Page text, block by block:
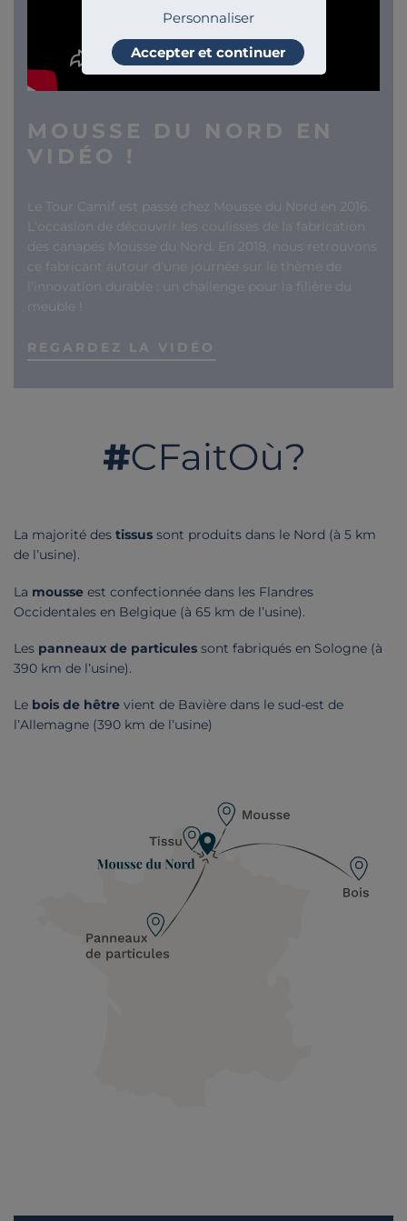
MOUSSE DU NORD EN
VIDÉO !
Le Tour Camif est passé chez Mousse du Nord en 2016.
L’occasion de découvrir les coulisses de la fabrication
des canapés Mousse du Nord. En 2018, nous retrouvons
ce fabricant autour d’une journée sur le thème de
l’innovation durable : un challenge pour la filière du
meuble !
REGARDEZ LA VIDÉO
La majorité des tissus sont produits dans le Nord (à 5 km
de l’usine).
La mousse est confectionnée dans les Flandres
Occidentales en Belgique (à 65 km de l’usine).
Les panneaux de particules sont fabriqués en Sologne (à
390 km de l’usine).
Le bois de hêtre vient de Bavière dans le sud-est de
l’Allemagne (390 km de l’usine)
Personnaliser
Accepter et continuer